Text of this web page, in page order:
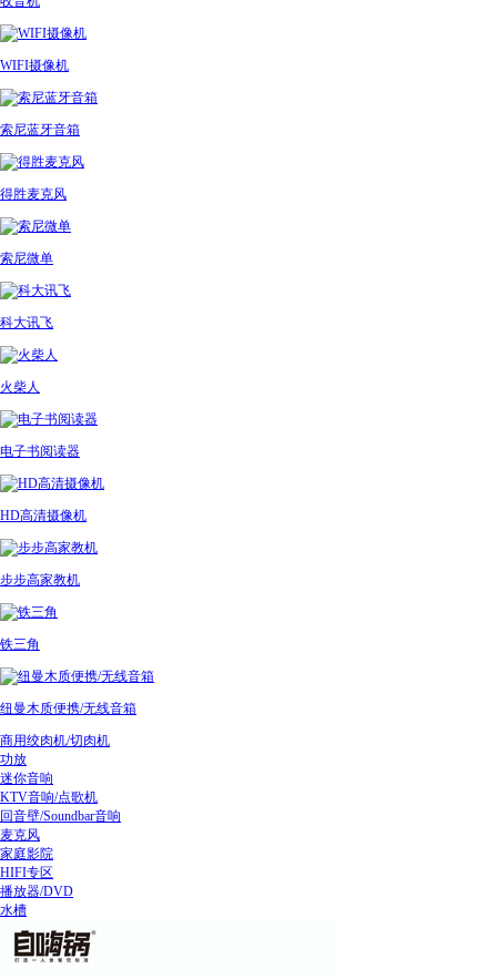
WIFI摄像机
索尼蓝牙音箱
得胜麦克风
索尼微单
科大讯飞
火柴人
电子书阅读器
HD高清摄像机
步步高家教机
铁三角
纽曼木质便携/无线音箱
商用绞肉机/切肉机
功放
迷你音响
KTV音响/点歌机
回音壁/Soundbar音响
麦克风
家庭影院
HIFI专区
播放器/DVD
水槽